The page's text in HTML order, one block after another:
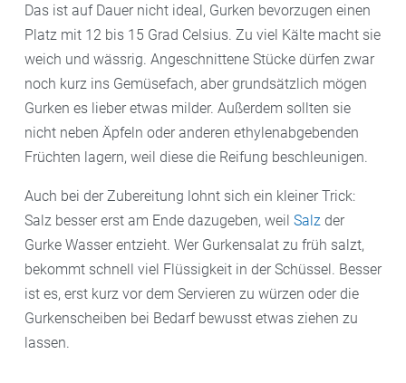
Das ist auf Dauer nicht ideal, Gurken bevorzugen einen
Platz mit 12 bis 15 Grad Celsius. Zu viel Kälte macht sie
weich und wässrig. Angeschnittene Stücke dürfen zwar
noch kurz ins Gemüsefach, aber grundsätzlich mögen
Gurken es lieber etwas milder. Außerdem sollten sie
nicht neben Äpfeln oder anderen ethylenabgebenden
Früchten lagern, weil diese die Reifung beschleunigen.
Auch bei der Zubereitung lohnt sich ein kleiner Trick:
Salz besser erst am Ende dazugeben, weil Salz der
Gurke Wasser entzieht. Wer Gurkensalat zu früh salzt,
bekommt schnell viel Flüssigkeit in der Schüssel. Besser
ist es, erst kurz vor dem Servieren zu würzen oder die
Gurkenscheiben bei Bedarf bewusst etwas ziehen zu
lassen.